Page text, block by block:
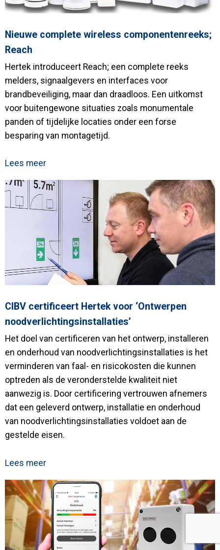
Nieuwe complete wireless componentenreeks;
Reach
Hertek introduceert Reach; een complete reeks
melders, signaalgevers en interfaces voor
brandbeveiliging, maar dan draadloos. Een uitkomst
voor buitengewone situaties zoals monumentale
panden of tijdelijke locaties onder een forse
besparing van montagetijd.
Lees meer
CIBV certificeert Hertek voor ‘Ontwerpen
noodverlichtingsinstallaties’
Het doel van certificeren van het ontwerp, installeren
en onderhoud van noodverlichtingsinstallaties is het
verminderen van faal- en risicokosten die kunnen
optreden als de veronderstelde kwaliteit niet
aanwezig is. Door certificering vertrouwen afnemers
dat een geleverd ontwerp, installatie en onderhoud
van noodverlichtingsinstallaties voldoet aan de
gestelde eisen.
Lees meer